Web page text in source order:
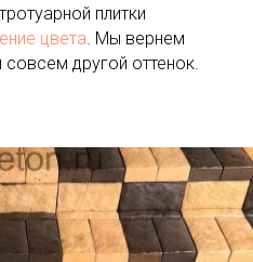
плитки
цвета. Мы вернем
другой оттенок.